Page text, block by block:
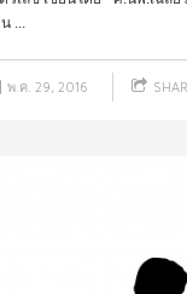
...
พ.ค. 29, 2016